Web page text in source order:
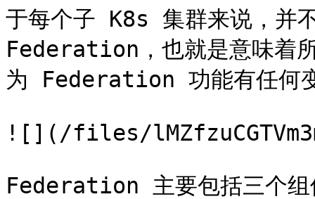
于每个子 K8s 集群来说，并
Federation，也就是意味着
为 Federation 功能有任何
![](/files/
Federation 主要包括三个组